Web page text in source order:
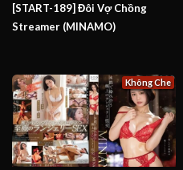
[START-189] Đôi Vợ Chồng
Streamer (MINAMO)
Không Che